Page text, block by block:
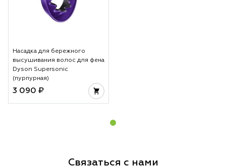
Насадка для бережного
высушивания волос для фена
Dyson Supersonic
(пурпурная)
3 090 ₽
Связаться с нами